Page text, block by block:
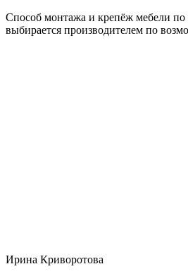
Способ монтажа и крепёж мебели по
выбирается производителем по
Ирина Криворотова